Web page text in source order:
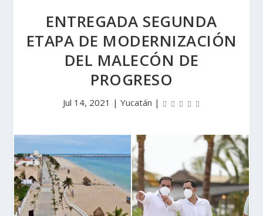
ENTREGADA SEGUNDA
ETAPA DE MODERNIZACIÓN
DEL MALECÓN DE
PROGRESO
Jul 14, 2021 | Yucatán |